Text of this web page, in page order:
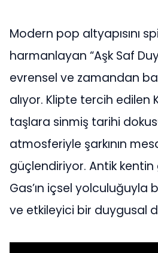
Modern pop altyapısını
harmanlayan “Aşk Saf
evrensel ve zamandan
alıyor. Klipte tercih edilen
taşlara sinmiş tarihi
atmosferiyle şarkının
güçlendiriyor. Antik kentin
Gas’ın içsel
ve etkileyici bir duygusal